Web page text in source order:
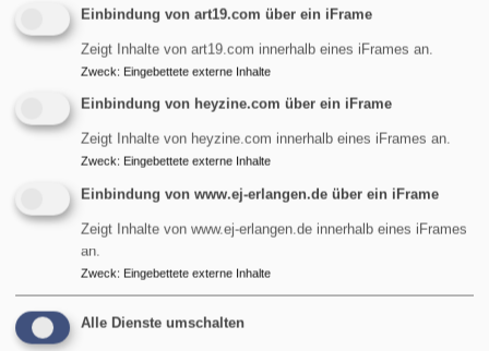
Die Gemeinde St. Maria
Magdalena
in Erlangen-Tennenlohe. Gottesdienste, Taufe,
Konfirmation, Hochzeit, Trauer, Kirchenmusik und
vielfältiges Gemeindeleben.
Weiterlesen
Einbindung von art19.com über ein iFrame
Zeigt Inhalte von art19.com innerhalb eines iFrames an.
Zweck: Eingebettete externe Inhalte
Einbindung von heyzine.com über ein iFrame
Zeigt Inhalte von heyzine.com innerhalb eines iFrames an.
Zweck: Eingebettete externe Inhalte
Einbindung von www.ej-erlangen.de über ein iFrame
Zeigt Inhalte von www.ej-erlangen.de innerhalb eines iFrames
an.
Zweck: Eingebettete externe Inhalte
Alle Dienste umschalten